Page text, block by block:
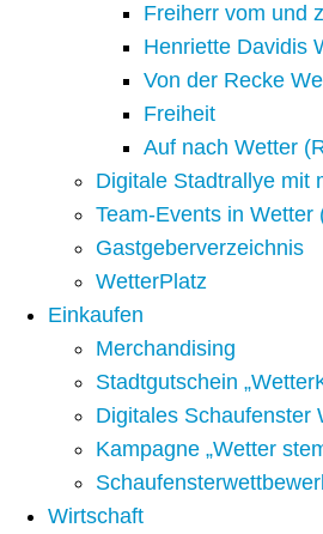
Freiherr vom und
Henriette Davidis
Von der Recke
Freiheit
Auf nach Wetter
Digitale Stadtrallye mit
Team-Events in Wetter
Gastgeberverzeichnis
WetterPlatz
Einkaufen
Merchandising
Stadtgutschein
Digitales Schaufenster
Kampagne „Wetter
Wirtschaft